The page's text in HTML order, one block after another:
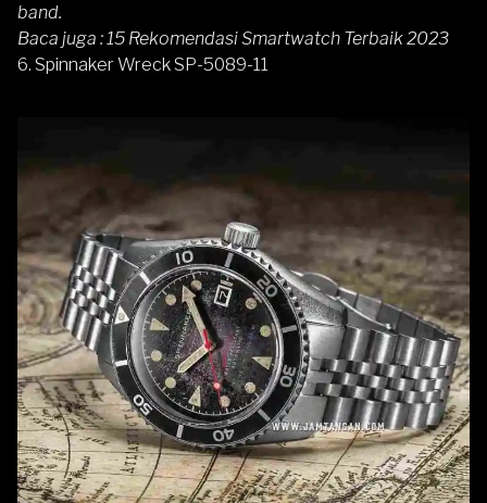
band.
Baca juga :15 Rekomendasi Smartwatch Terbaik 2023
6. Spinnaker Wreck SP-5089-11